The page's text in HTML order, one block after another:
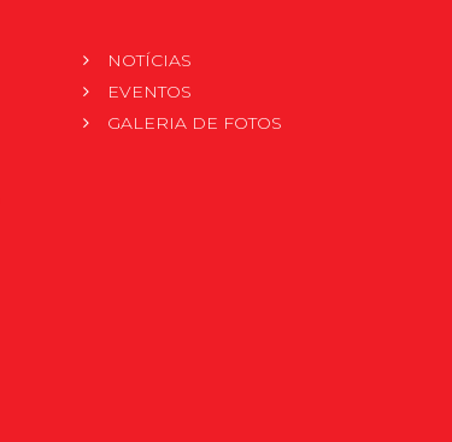
NOTÍCIAS
EVENTOS
GALERIA DE FOTOS